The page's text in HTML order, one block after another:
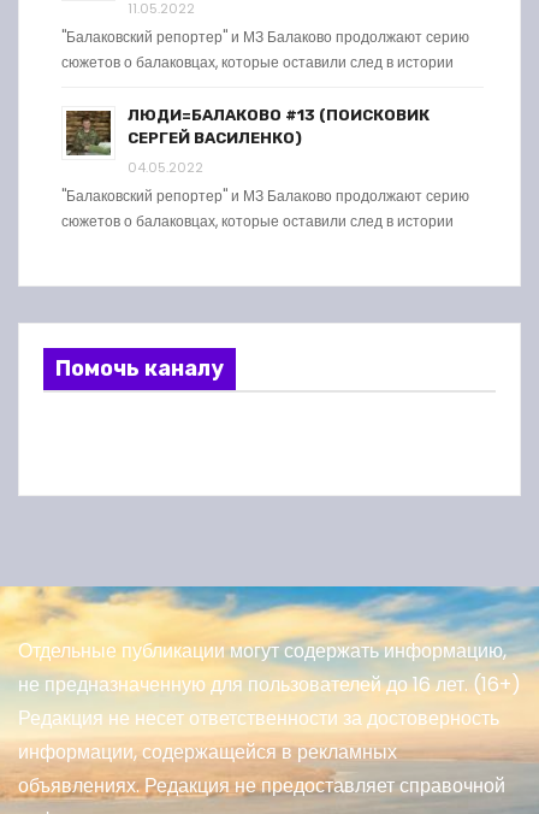
11.05.2022
"Балаковский репортер" и МЗ Балаково продолжают серию
сюжетов о балаковцах, которые оставили след в истории
ЛЮДИ=БАЛАКОВО #13 (ПОИСКОВИК
СЕРГЕЙ ВАСИЛЕНКО)
04.05.2022
"Балаковский репортер" и МЗ Балаково продолжают серию
сюжетов о балаковцах, которые оставили след в истории
Помочь каналу
Отдельные публикации могут содержать информацию,
не предназначенную для пользователей до 16 лет. (16+)
Редакция не несет ответственности за достоверность
информации, содержащейся в рекламных
объявлениях. Редакция не предоставляет справочной